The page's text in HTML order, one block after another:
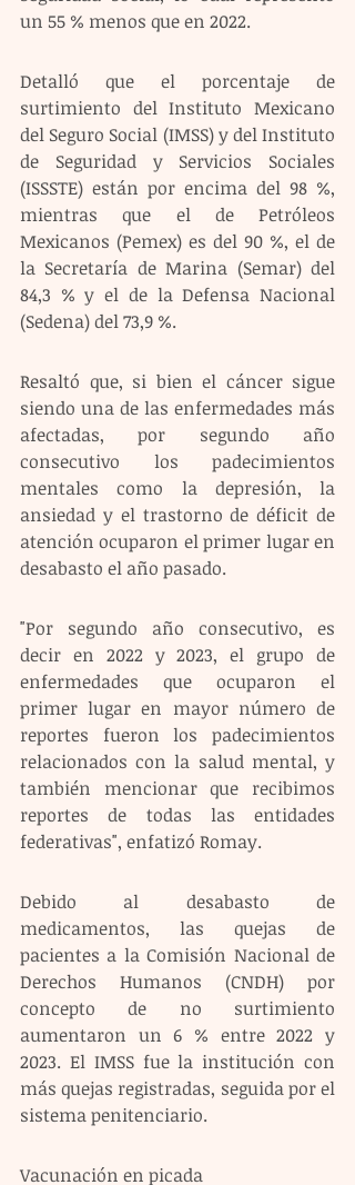
un 55 % menos que en 2022.
Detalló que el porcentaje de
surtimiento del Instituto Mexicano
del Seguro Social (IMSS) y del Instituto
de Seguridad y Servicios Sociales
(ISSSTE) están por encima del 98 %,
mientras que el de Petróleos
Mexicanos (Pemex) es del 90 %, el de
la Secretaría de Marina (Semar) del
84,3 % y el de la Defensa Nacional
(Sedena) del 73,9 %.
Resaltó que, si bien el cáncer sigue
siendo una de las enfermedades más
afectadas, por segundo año
consecutivo los padecimientos
mentales como la depresión, la
ansiedad y el trastorno de déficit de
atención ocuparon el primer lugar en
desabasto el año pasado.
"Por segundo año consecutivo, es
decir en 2022 y 2023, el grupo de
enfermedades que ocuparon el
primer lugar en mayor número de
reportes fueron los padecimientos
relacionados con la salud mental, y
también mencionar que recibimos
reportes de todas las entidades
federativas", enfatizó Romay.
Debido al desabasto de
medicamentos, las quejas de
pacientes a la Comisión Nacional de
Derechos Humanos (CNDH) por
concepto de no surtimiento
aumentaron un 6 % entre 2022 y
2023. El IMSS fue la institución con
más quejas registradas, seguida por el
sistema penitenciario.
Vacunación en picada